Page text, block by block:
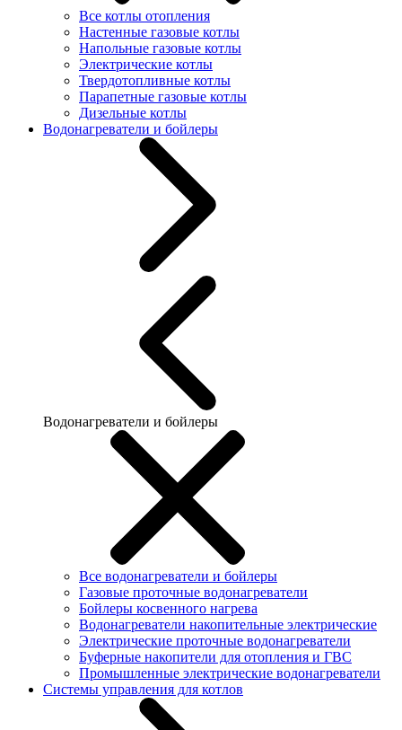
Все котлы отопления
Настенные газовые котлы
Напольные газовые котлы
Электрические котлы
Твердотопливные котлы
Парапетные газовые котлы
Дизельные котлы
Водонагреватели и бойлеры
Водонагреватели и бойлеры
Все водонагреватели и бойлеры
Газовые проточные водонагреватели
Бойлеры косвенного нагрева
Водонагреватели накопительные электрические
Электрические проточные водонагреватели
Буферные накопители для отопления и ГВС
Промышленные электрические водонагреватели
Системы управления для котлов